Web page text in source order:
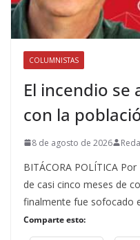
COLUMNISTAS
El incendio se
con la
8 de agosto de 2026
BITÁCORA POLÍTICA
de casi cinco meses de
finalmente fue sofocado
Comparte esto: